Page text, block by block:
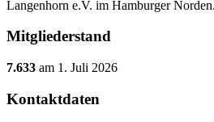
Langenhorn e.V. im Hamburger Norden.
Mitgliederstand
7.633 am 1. Juli 2026
Kontaktdaten